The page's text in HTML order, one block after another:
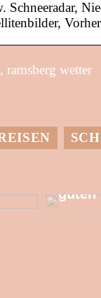
Schneeradar,
ramsberg wetter
guten